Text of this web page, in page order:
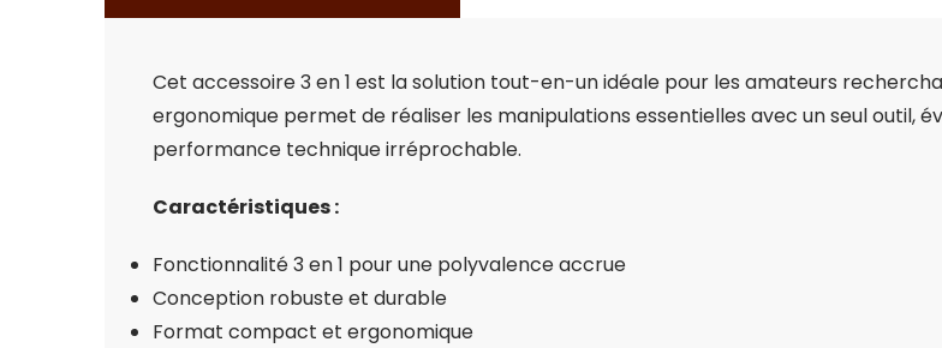
Cet accessoire 3 en 1 est la solution tout-en-un idéale pour les amateurs
ergonomique permet de réaliser les manipulations essentielles avec un seul outil,
performance technique irréprochable.
Caractéristiques :
Fonctionnalité 3 en 1 pour une polyvalence accrue
Conception robuste et durable
Format compact et ergonomique